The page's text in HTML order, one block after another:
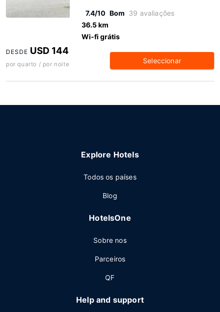
7.4/10 Bom 39 avaliações
36.5 km
Wi-fi grátis
DESDE USD 144
por quarto / por noite Seleccionar
Explore Hotels
Todos os países
Blog
HotelsOne
Sobre nos
Parceiros
QF
Help and support